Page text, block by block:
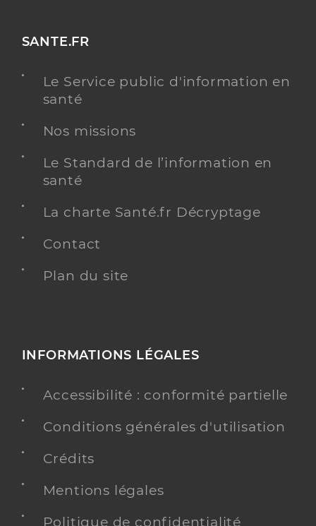
SANTE.FR
Le Service public d'information en
santé
Nos missions
Le Standard de l’information en
santé
La charte Santé.fr Décryptage
Contact
Plan du site
INFORMATIONS LÉGALES
Accessibilité : conformité partielle
Conditions générales d'utilisation
Crédits
Mentions légales
Politique de confidentialité